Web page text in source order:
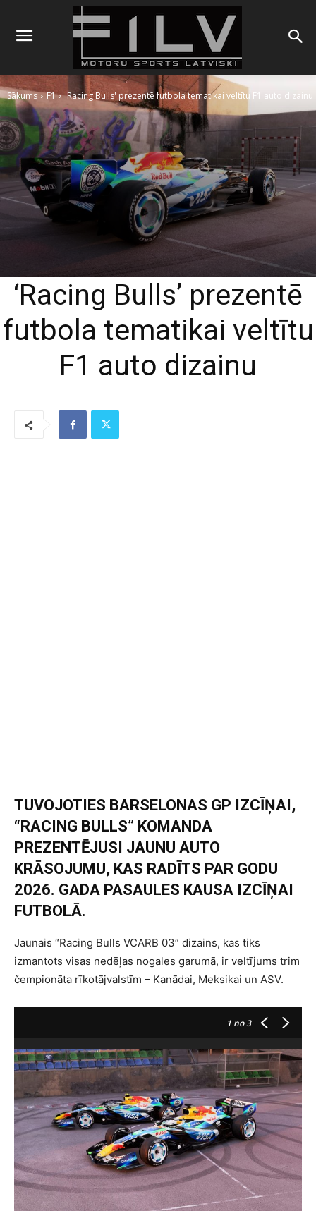
Sākums F1 'Racing Bulls' prezentē futbola tematikai veltītu F1 auto dizainu
‘Racing Bulls’ prezentē
futbola tematikai veltītu
F1 auto dizainu
TUVOJOTIES BARSELONAS GP IZCĪŅAI,
“RACING BULLS” KOMANDA
PREZENTĒJUSI JAUNU AUTO
KRĀSOJUMU, KAS RADĪTS PAR GODU
2026. GADA PASAULES KAUSA IZCĪŅAI
FUTBOLĀ.
Jaunais “Racing Bulls VCARB 03” dizains, kas tiks
izmantots visas nedēļas nogales garumā, ir veltījums trim
čempionāta rīkotājvalstīm – Kanādai, Meksikai un ASV.
1 no 3